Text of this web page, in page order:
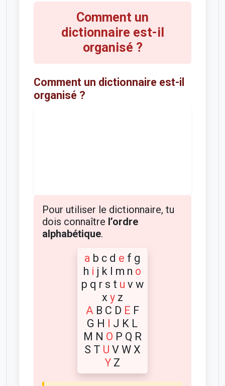
Comment un
dictionnaire est-il
organisé ?
Comment un dictionnaire est-il
organisé ?
Pour utiliser le dictionnaire, tu
dois connaître l’ordre
alphabétique.
a b c d e f g
h i j k l m n o
p q r s t u v w
x yz
A B C D E F
G H I J K L
M N O P Q R
S T U V W X
YZ